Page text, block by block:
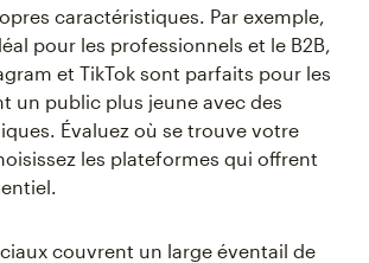
caractéristiques. Par exemple,
pour les professionnels et le B2B,
et TikTok sont parfaits pour les
un public plus jeune avec des
Évaluez où se trouve votre
les plateformes qui offrent
couvrent un large éventail de